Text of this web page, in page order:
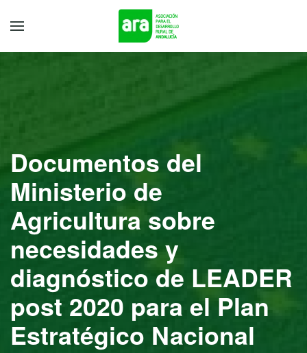
Documentos del
Ministerio de
Agricultura sobre
necesidades y
diagnóstico de LEADER
post 2020 para el Plan
Estratégico Nacional